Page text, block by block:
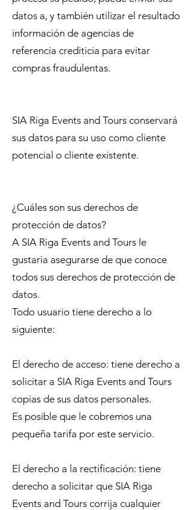
datos a, y también utilizar el resultado
información de agencias de
referencia crediticia para evitar
compras fraudulentas.
SIA Riga Events and Tours conservará
sus datos para su uso como cliente
potencial o cliente existente.
¿Cuáles son sus derechos de
protección de datos?
A SIA Riga Events and Tours le
gustaría asegurarse de que conoce
todos sus derechos de protección de
datos.
Todo usuario tiene derecho a lo
siguiente:
El derecho de acceso: tiene derecho a
solicitar a SIA Riga Events and Tours
copias de sus datos personales.
Es posible que le cobremos una
pequeña tarifa por este servicio.
El derecho a la rectificación: tiene
derecho a solicitar que SIA Riga
Events and Tours corrija cualquier